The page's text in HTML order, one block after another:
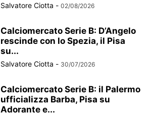
Salvatore Ciotta - 02/08/2026
Calciomercato Serie B: D’Angelo
rescinde con lo Spezia, il Pisa
su...
Salvatore Ciotta - 30/07/2026
Calciomercato Serie B: il Palermo
ufficializza Barba, Pisa su
Adorante e...